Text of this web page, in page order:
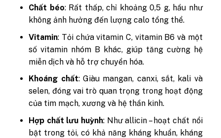
Chất béo: Rất thấp, chỉ khoảng 0,5 g, hầu như
không ảnh hưởng đến lượng calo tổng thể.
Vitamin: Tỏi chứa vitamin C, vitamin B6 và một
số vitamin nhóm B khác, giúp tăng cường hệ
miễn dịch và hỗ trợ chuyển hóa.
Khoáng chất: Giàu mangan, canxi, sắt, kali và
selen, đóng vai trò quan trọng trong hoạt động
của tim mạch, xương và hệ thần kinh.
Hợp chất lưu huỳnh: Như allicin – hoạt chất nổi
bật trong tỏi, có khả năng kháng khuẩn, kháng